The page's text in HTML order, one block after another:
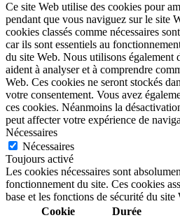
Ce site Web utilise des cookies pour
pendant que vous naviguez sur le site
cookies classés comme nécessaires
car ils sont essentiels au
du site Web. Nous utilisons également
aident à analyser et à comprendre
Web. Ces cookies ne seront stockés
votre consentement. Vous avez
ces cookies. Néanmoins la
peut affecter votre expérience de
Nécessaires
Nécessaires
Toujours activé
Les cookies nécessaires sont
fonctionnement du site. Ces cookies
base et les fonctions de sécurité du
Cookie
Durée